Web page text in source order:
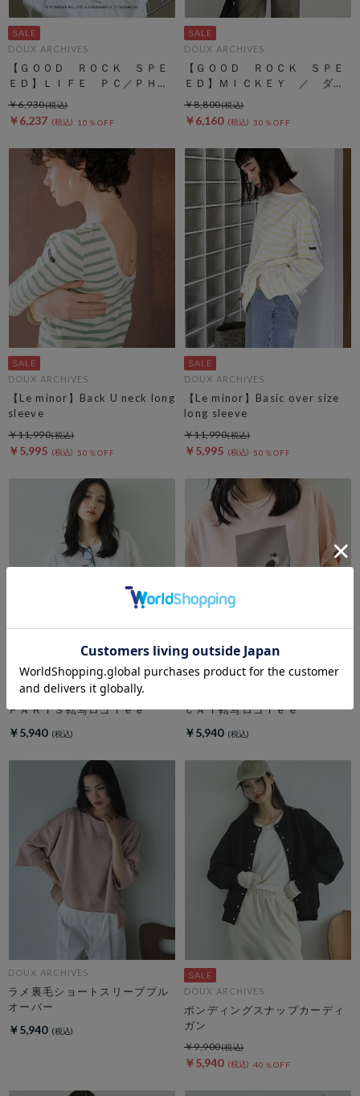
DOUX ARCHIVES
【ＧＯＯＤ ＲＯＣＫ ＳＰＥ
ＥＤ】ＬＩＦＥ ＰＣ／ＰＨＯ
ＴＥ ＴＥＥ
￥6,237 10％OFF
￥6,930
DOUX ARCHIVES
【ＧＯＯＤ ＲＯＣＫ ＳＰＥ
ＥＤ】ＭＩＣＫＥＹ ／ ダメ
ージＴＥＥ
￥6,160 30％OFF
￥8,800
DOUX ARCHIVES
【Le minor】Back U neck long
sleeve
￥5,995 50％OFF
￥11,990
DOUX ARCHIVES
【Le minor】Basic over size
long sleeve
￥5,995 50％OFF
￥11,990
DOUX ARCHIVES
ＰＡＲＩＳ転写ロゴＴｅｅ
￥5,940
ＣＡＴ転写ロゴＴｅｅ
￥5,940
DOUX ARCHIVES
ラメ裏毛ショートスリーブプル
オーバー
￥5,940
DOUX ARCHIVES
ボンディングスナップカーディ
ガン
￥5,940 40％OFF
￥9,900